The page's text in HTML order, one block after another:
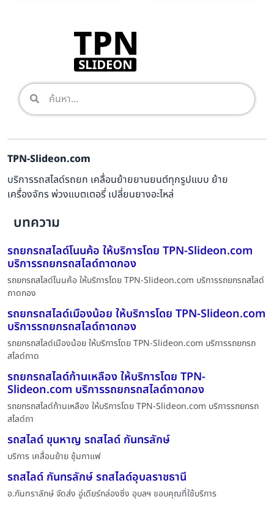
TPN-Slideon.com
บริการรถสไลด์รถยก เคลื่อนย้ายยานยนต์ทุกรูปแบบ ย้าย
เครื่องจักร พ่วงแบตเตอรี่ เปลี่ยนยางอะไหล่
บทความ
รถยกรถสไลด์โนนค้อ ให้บริการโดย TPN-Slideon.com
บริการรถยกรถสไลด์ถาดกอง
รถยกรถสไลด์โนนค้อ ให้บริการโดย TPN-Slideon.com บริการรถยกรถสไลด์
ถาดกอง
รถยกรถสไลด์เมืองน้อย ให้บริการโดย TPN-Slideon.com
บริการรถยกรถสไลด์ถาดกอง
รถยกรถสไลด์เมืองน้อย ให้บริการโดย TPN-Slideon.com บริการรถยกรถ
สไลด์ถาด
รถยกรถสไลด์ก้านเหลือง ให้บริการโดย TPN-
Slideon.com บริการรถยกรถสไลด์ถาดกอง
รถยกรถสไลด์ก้านเหลือง ให้บริการโดย TPN-Slideon.com บริการรถยกรถ
สไลด์ถา
รถสไลด์ ขุนหาญ รถสไลด์ กันทรลักษ์
บริการ เคลื่อนย้าย ชุ้มกาแฟ
รถสไลด์ กันทรลักษ์ รถสไลด์อุบลราชธานี
อ.กันทราลักษ์ จัดส่ง อู่เดียร์กล่องซิ่ง อุบลฯ ขอบคุณที่ใช้บริการ